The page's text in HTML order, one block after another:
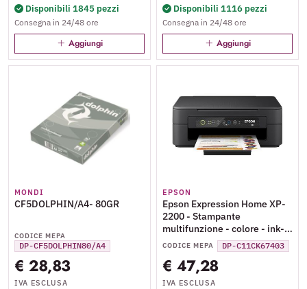
Disponibili 1845 pezzi
Consegna in 24/48 ore
Aggiungi
Disponibili 1116 pezzi
Consegna in 24/48 ore
Aggiungi
MONDI
CF5DOLPHIN/A4- 80GR
CODICE MEPA
DP-CF5DOLPHIN80/A4
€ 28,83
IVA ESCLUSA
EPSON
Epson Expression Home XP-
2200 - Stampante
multifunzione - colore - ink-
jet - A4/Legal (supporti) - fino
a 8 ppm (stampa) - 50 fogli -
USB, Wi-Fi - nero
CODICE MEPA DP-C11CK67403
€ 47,28
IVA ESCLUSA